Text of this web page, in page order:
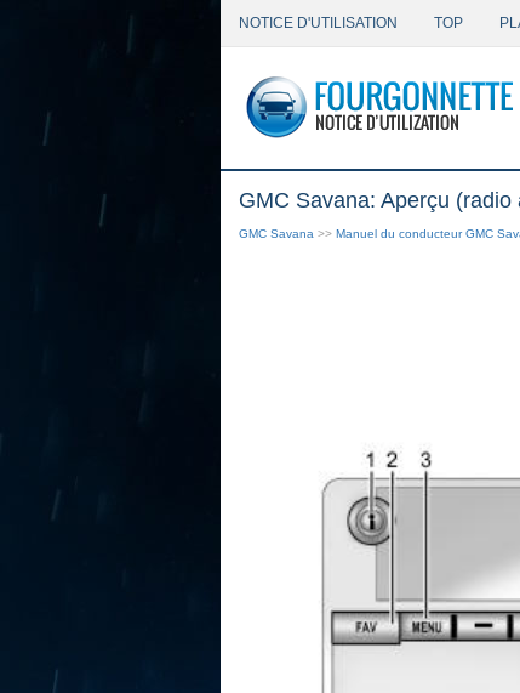
NOTICE D'UTILISATION TOP
GMC Savana: Aperçu (radio
GMC Savana >> Manuel du conducteur GMC